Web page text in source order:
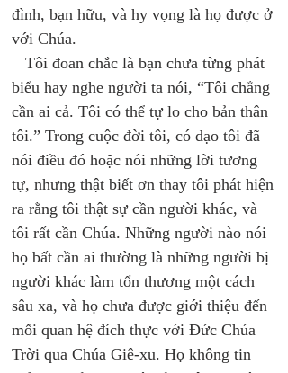
đình, bạn hữu, và hy vọng là họ được ở
với Chúa.
Tôi đoan chắc là bạn chưa từng phát
biểu hay nghe người ta nói, “Tôi chẳng
cần ai cả. Tôi có thể tự lo cho bản thân
tôi.” Trong cuộc đời tôi, có dạo tôi đã
nói điều đó hoặc nói những lời tương
tự, nhưng thật biết ơn thay tôi phát hiện
ra rằng tôi thật sự cần người khác, và
tôi rất cần Chúa. Những người nào nói
họ bất cần ai thường là những người bị
người khác làm tổn thương một cách
sâu xa, và họ chưa được giới thiệu đến
mối quan hệ đích thực với Đức Chúa
Trời qua Chúa Giê-xu. Họ không tin